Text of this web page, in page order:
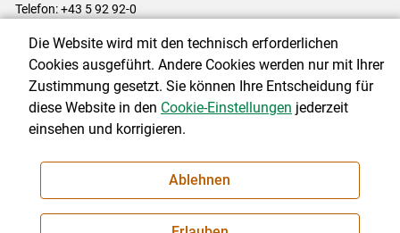
Telefon: +43 5 92 92-0
Impressum|Kontakt|Datenschutzerklärung|Barrierefreiheit|
Cookie-Einstellungen
NEWSLETTER
Die Website wird mit den technisch erforderlichen
Cookies ausgeführt. Andere Cookies werden nur mit Ihrer
Zustimmung gesetzt. Sie können Ihre Entscheidung für
diese Website in den Cookie-Einstellungen jederzeit
einsehen und korrigieren.
Ablehnen